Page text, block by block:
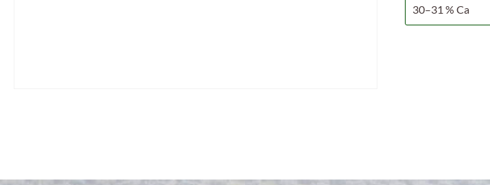
30–31 % Ca